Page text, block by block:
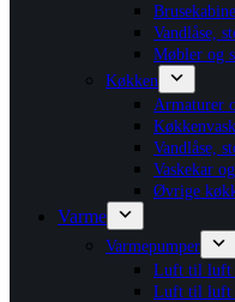
Vandlåse,
Møbler og
Køkken
Armaturer
Vandlåse,
Vaskekar
Øvrige
Varme
Varmepumper
Luft til luft
Luft til luft